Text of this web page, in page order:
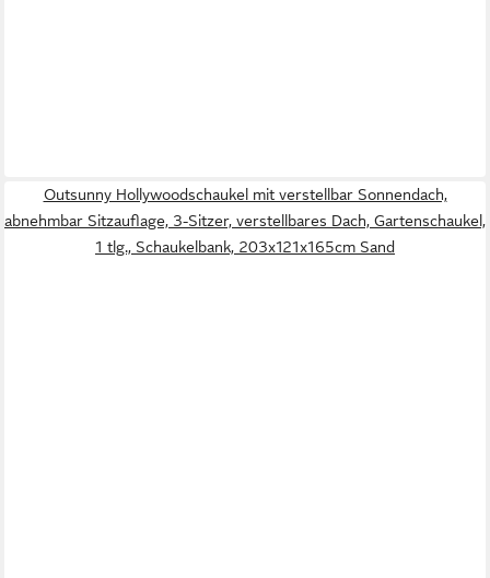
Outsunny Hollywoodschaukel mit verstellbar Sonnendach,
abnehmbar Sitzauflage, 3-Sitzer, verstellbares Dach, Gartenschaukel,
1 tlg., Schaukelbank, 203x121x165cm Sand